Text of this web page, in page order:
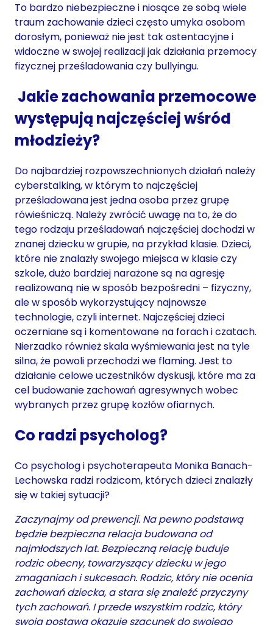
To bardzo niebezpieczne i niosące ze sobą wiele
traum zachowanie dzieci często umyka osobom
dorosłym, ponieważ nie jest tak ostentacyjne i
widoczne w swojej realizacji jak działania przemocy
fizycznej prześladowania czy bullyingu.
Jakie zachowania przemocowe
występują najczęściej wśród
młodzieży?
Do najbardziej rozpowszechnionych działań należy
cyberstalking, w którym to najczęściej
prześladowana jest jedna osoba przez grupę
rówieśniczą. Należy zwrócić uwagę na to, że do
tego rodzaju prześladowań najczęściej dochodzi w
znanej dziecku w grupie, na przykład klasie. Dzieci,
które nie znalazły swojego miejsca w klasie czy
szkole, dużo bardziej narażone są na agresję
realizowaną nie w sposób bezpośredni – fizyczny,
ale w sposób wykorzystujący najnowsze
technologie, czyli internet. Najczęściej dzieci
oczerniane są i komentowane na forach i czatach.
Nierzadko również skala wyśmiewania jest na tyle
silna, że powoli przechodzi we flaming. Jest to
działanie celowe uczestników dyskusji, które ma za
cel budowanie zachowań agresywnych wobec
wybranych przez grupę kozłów ofiarnych.
Co radzi psycholog?
Co psycholog i psychoterapeuta Monika Banach-
Lechowska radzi rodzicom, których dzieci znalazły
się w takiej sytuacji?
Zaczynajmy od prewencji. Na pewno podstawą
będzie bezpieczna relacja budowana od
najmłodszych lat. Bezpieczną relację buduje
rodzic obecny, towarzyszący dziecku w jego
zmaganiach i sukcesach. Rodzic, który nie ocenia
zachowań dziecka, a stara się znaleźć przyczyny
tych zachowań. I przede wszystkim rodzic, który
swoją postawą okazuje szacunek do swojego